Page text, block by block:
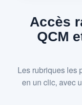
Accès
QCM
Les rubriques les
en un clic, avec